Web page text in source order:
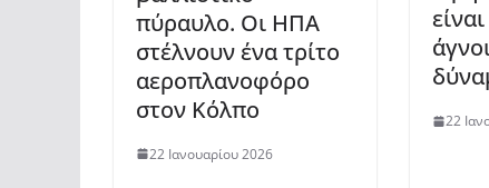
πύραυλο. Οι ΗΠΑ
στέλνουν ένα τρίτο
αεροπλανοφόρο
στον Κόλπο
22 Ιανουαρίου 2026
22